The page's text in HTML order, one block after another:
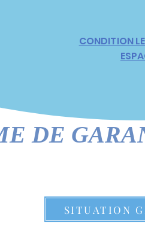
CONDITION
DE
SITUATION